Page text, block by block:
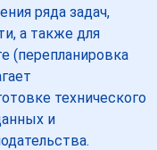
ряда задач,
а также для
(перепланировка
технического
и